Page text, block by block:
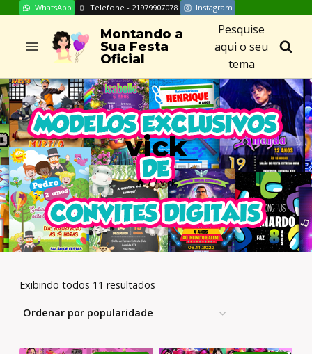
Skip
content
WhatsApp Telefone - 21979907078 Instagram
Montando a
Sua Festa
Oficial
Pesquise
aqui o seu
tema
vick
/ / vick
Exibindo todos 11 resultados